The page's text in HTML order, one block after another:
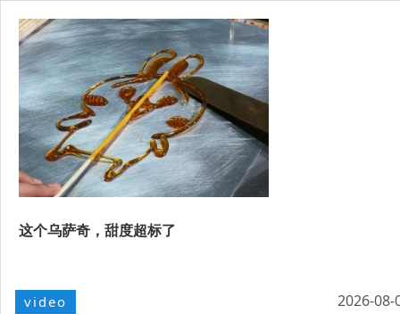
这个乌萨奇，甜度超标了
video 2026-08-